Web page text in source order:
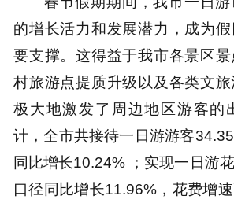
的增长活力和发展潜力，成为
要支撑。这得益于我市各景区
村旅游点提质升级以及各类文旅
极大地激发了周边地区游客的
计，全市共接待一日游游客
同比增长10.24% ；实现一日游
口径同比增长11.96%，花费增